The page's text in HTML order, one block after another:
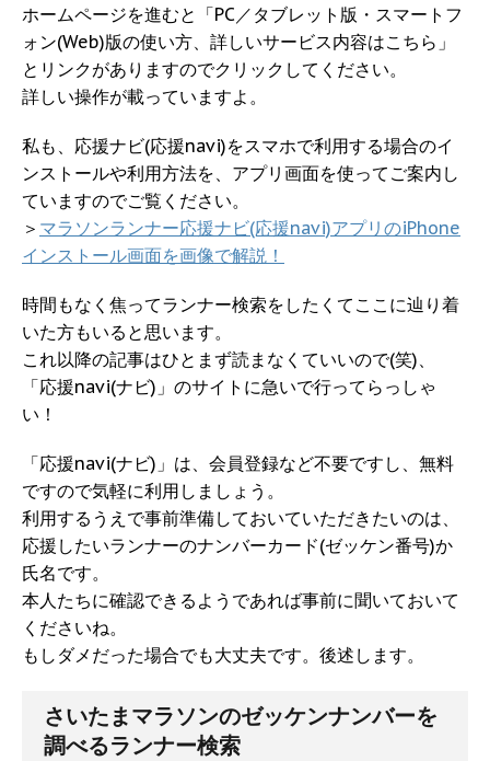
ホームページを進むと「PC／タブレット版・スマートフ
ォン(Web)版の使い方、詳しいサービス内容はこちら」
とリンクがありますのでクリックしてください。
詳しい操作が載っていますよ。
私も、応援ナビ(応援navi)をスマホで利用する場合のイ
ンストールや利用方法を、アプリ画面を使ってご案内し
ていますのでご覧ください。
＞ マラソンランナー応援ナビ(応援navi)アプリのiPhone
インストール画面を画像で解説！
時間もなく焦ってランナー検索をしたくてここに辿り着
いた方もいると思います。
これ以降の記事はひとまず読まなくていいので(笑)、
「応援navi(ナビ)」のサイトに急いで行ってらっしゃ
い！
「応援navi(ナビ)」は、会員登録など不要ですし、無料
ですので気軽に利用しましょう。
利用するうえで事前準備しておいていただきたいのは、
応援したいランナーのナンバーカード(ゼッケン番号)か
氏名です。
本人たちに確認できるようであれば事前に聞いておいて
くださいね。
もしダメだった場合でも大丈夫です。後述します。
さいたまマラソンのゼッケンナンバーを
調べるランナー検索